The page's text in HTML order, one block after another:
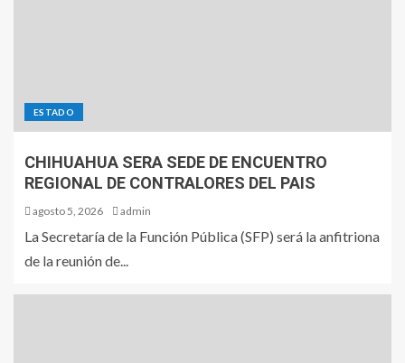
ESTADO
CHIHUAHUA SERA SEDE DE ENCUENTRO
REGIONAL DE CONTRALORES DEL PAIS
agosto 5, 2026 admin
La Secretaría de la Función Pública (SFP) será la anfitriona
de la reunión de...